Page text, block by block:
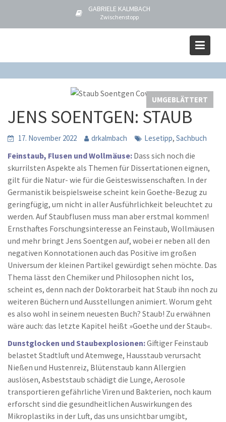
i
c
GABRIELE KALMBACH
Zwischenstopp
Home UMGEBLÄTTERT JENS SOENTGEN: STAUB
UMGEBLÄTTERT
JENS SOENTGEN: STAUB
17. November 2022 drkalmbach Lesetipp, Sachbuch
Feinstaub, Flusen und Wollmäuse: Dass sich noch die
skurrilsten Aspekte als Themen für Dissertationen eignen,
gilt für die Natur- wie für die Geisteswissenschaften. In der
Germanistik beispielsweise scheint kein Goethe-Bezug zu
geringfügig, um nicht in aller Ausführlichkeit beleuchtet zu
werden. Auf Staubflusen muss man aber erstmal kommen!
Ernsthaftes Forschungsinteresse an Feinstaub, Wollmäusen
und mehr bringt Jens Soentgen auf, wobei er neben all den
negativen Konnotationen auch das Positive im großen
Universum der kleinen Partikel gewürdigt sehen möchte. Das
Thema lässt den Chemiker und Philosophen nicht los,
scheint es, denn nach der Doktorarbeit hat Staub ihn noch zu
weiteren Büchern und Ausstellungen animiert. Worum geht
es also wohl in seinem neuesten Buch? Staub! Zu erwähnen
wäre auch: das letzte Kapitel heißt »Goethe und der Staub«.
Dunstglocken und Staubexplosionen:Giftiger Feinstaub
belastet Stadtluft und Atemwege, Hausstaub verursacht
Nießen und Hustenreiz, Blütenstaub kann Allergien
auslösen, Asbeststaub schädigt die Lunge, Aerosole
transportieren gefährliche Viren und Bakterien, noch kaum
erforscht sind die gesundheitlichen Auswirkungen des
Mikroplastiks in der Luft, das uns unsichtbar umgibt,